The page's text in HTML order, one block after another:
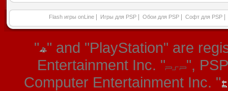
Flash игры onLine Игры для PSP Обои для PSP Софт для PSP
" " and "PlayStation" are
Entertainment Inc. "
",
Computer Entertainment Inc. "